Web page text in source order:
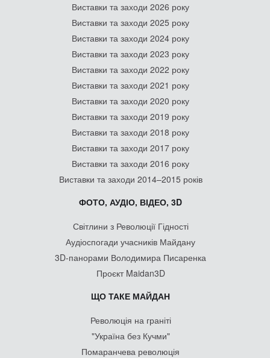
Виставки та заходи 2026 року
Виставки та заходи 2025 року
Виставки та заходи 2024 року
Виставки та заходи 2023 року
Виставки та заходи 2022 року
Виставки та заходи 2021 року
Виставки та заходи 2020 року
Виставки та заходи 2019 року
Виставки та заходи 2018 року
Виставки та заходи 2017 року
Виставки та заходи 2016 року
Виставки та заходи 2014–2015 років
ФОТО, АУДІО, ВІДЕО, 3D
Світлини з Революції Гідності
Аудіоспогади учасників Майдану
3D-панорами Володимира Писаренка
Проєкт Maidan3D
ЩО ТАКЕ МАЙДАН
Революція на граніті
"Україна без Кучми"
Помаранчева революція